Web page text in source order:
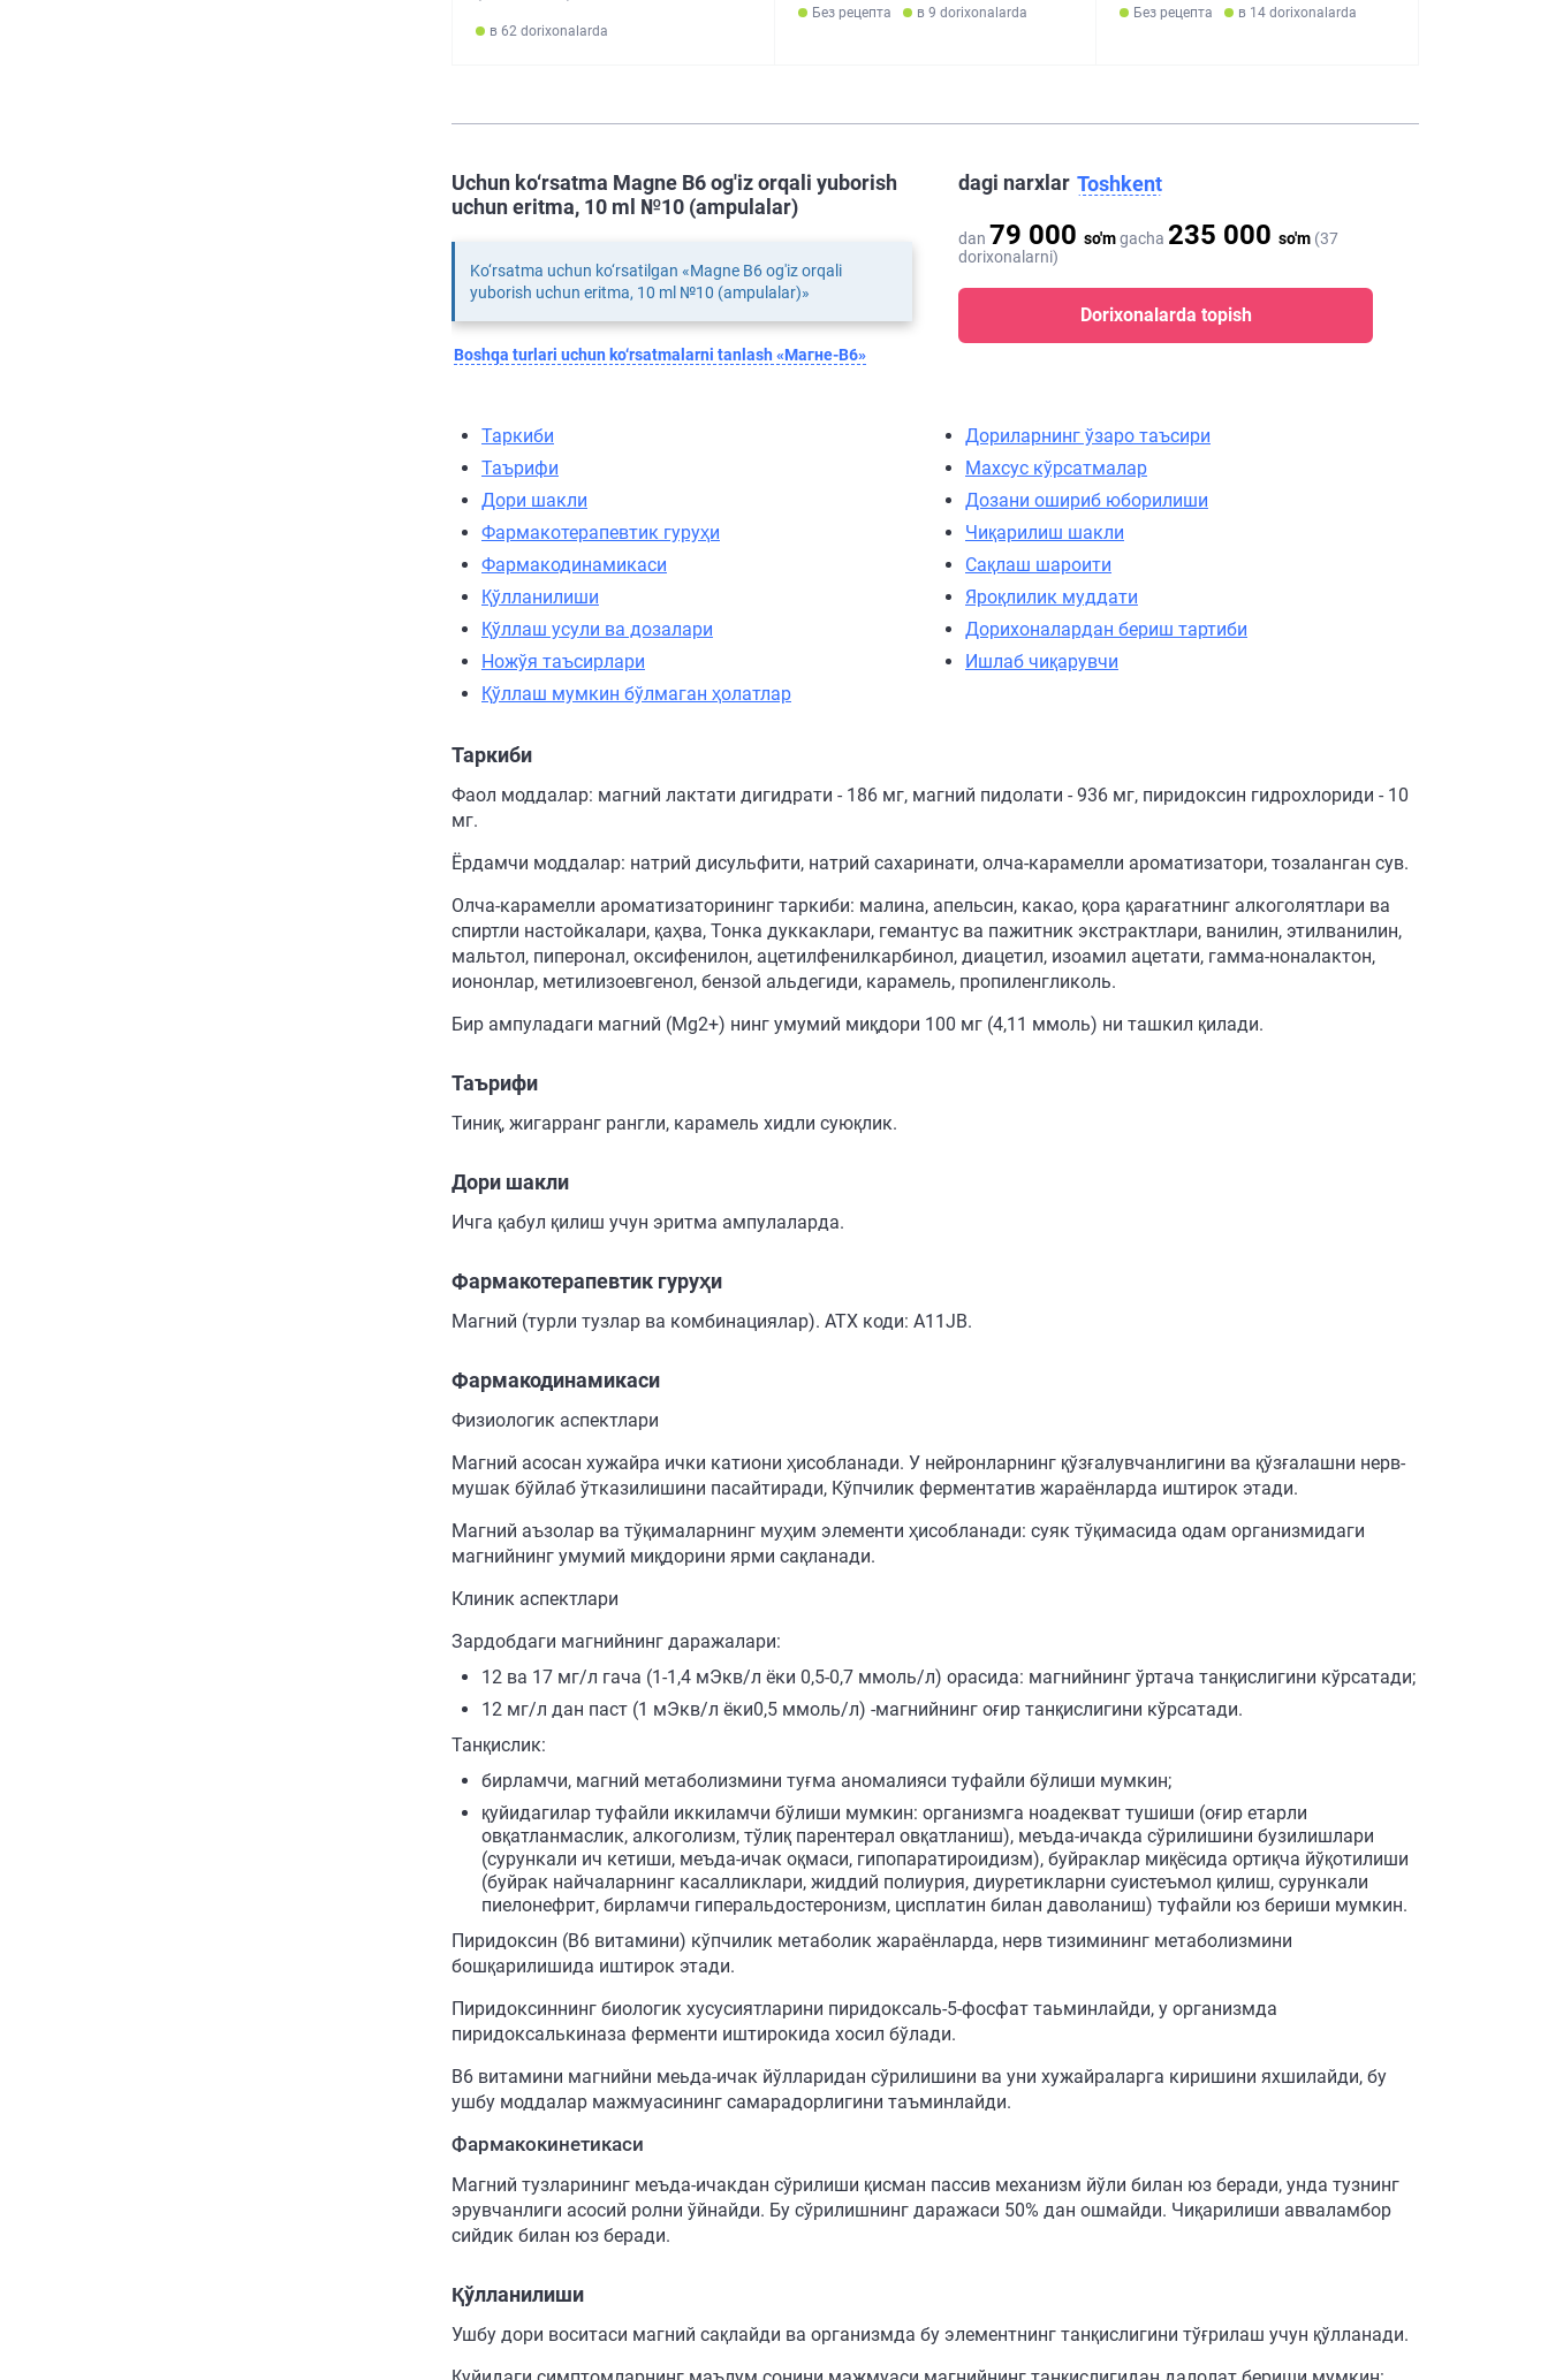
в 62 dorixonalarda
Без рецепта в 9 dorixonalarda Без рецепта в 14 dorixonalarda
dagi narxlar Toshkent
dan 79 000 so'mgacha 235 000 so'm (37
dorixonalarni)
Dorixonalarda topish
Uchun ko‘rsatma Magne B6 og'iz orqali yuborish
uchun eritma, 10 ml №10 (ampulalar)
Ko‘rsatma uchun ko‘rsatilgan «Magne B6 og'iz orqali
yuborish uchun eritma, 10 ml №10 (ampulalar)»
Boshqa turlari uchun ko‘rsatmalarni tanlash «Магне-B6»
Таркиби
Таърифи
Дори шакли
Фармакотерапевтик гуруҳи
Фармакодинамикаси
Қўлланилиши
Қўллаш усули ва дозалари
Ножўя таъсирлари
Қўллаш мумкин бўлмаган ҳолатлар
Дориларнинг ўзаро таъсири
Махсус кўрсатмалар
Дозани ошириб юборилиши
Чиқарилиш шакли
Сақлаш шароити
Яроқлилик муддати
Дорихоналардан бериш тартиби
Ишлаб чиқарувчи
Таркиби
Фаол моддалар: магний лактати дигидрати - 186 мг, магний пидолати - 936 мг, пиридоксин гидрохлориди - 10
мг.
Ёрдамчи моддалар: натрий дисульфити, натрий сахаринати, олча-карамелли ароматизатори, тозаланган сув.
Олча-карамелли ароматизаторининг таркиби: малина, апельсин, какао, қора қарағатнинг алкоголятлари ва
спиртли настойкалари, қаҳва, Тонка дуккаклари, гемантус ва пажитник экстрактлари, ванилин, этилванилин,
мальтол, пиперонал, оксифенилон, ацетилфенилкарбинол, диацетил, изоамил ацетати, гамма-ноналактон,
иононлар, метилизоевгенол, бензой альдегиди, карамель, пропиленгликоль.
Бир ампуладаги магний (Mg2+) нинг умумий миқдори 100 мг (4,11 ммоль) ни ташкил қилади.
Таърифи
Тиниқ, жигарранг рангли, карамель хидли суюқлик.
Дори шакли
Ичга қабул қилиш учун эритма ампулаларда.
Фармакотерапевтик гуруҳи
Магний (турли тузлар ва комбинациялар). АТХ коди: A11JB.
Фармакодинамикаси
Физиологик аспектлари
Магний асосан хужайра ички катиони ҳисобланади. У нейронларнинг қўзғалувчанлигини ва қўзғалашни нерв-
мушак бўйлаб ўтказилишини пасайтиради, Кўпчилик ферментатив жараёнларда иштирок этади.
Магний аъзолар ва тўқималарнинг муҳим элементи ҳисобланади: суяк тўқимасида одам организмидаги
магнийнинг умумий миқдорини ярми сақланади.
Клиник аспектлари
Зардобдаги магнийнинг даражалари:
12 ва 17 мг/л гача (1-1,4 мЭкв/л ёки 0,5-0,7 ммоль/л) орасида: магнийнинг ўртача танқислигини кўрсатади;
12 мг/л дан паст (1 мЭкв/л ёки0,5 ммоль/л) -магнийнинг оғир танқислигини кўрсатади.
Танқислик:
бирламчи, магний метаболизмини туғма аномалияси туфайли бўлиши мумкин;
қуйидагилар туфайли иккиламчи бўлиши мумкин: организмга ноадекват тушиши (оғир етарли
овқатланмаслик, алкоголизм, тўлиқ парентерал овқатланиш), меъда-ичакда сўрилишини бузилишлари
(сурункали ич кетиши, меъда-ичак оқмаси, гипопаратироидизм), буйраклар миқёсида ортиқча йўқотилиши
(буйрак найчаларнинг касалликлари, жиддий полиурия, диуретикларни суистеъмол қилиш, сурункали
пиелонефрит, бирламчи гиперальдостеронизм, цисплатин билан даволаниш) туфайли юз бериши мумкин.
Пиридоксин (В6 витамини) кўпчилик метаболик жараёнларда, нерв тизимининг метаболизмини
бошқарилишида иштирок этади.
Пиридоксиннинг биологик хусусиятларини пиридоксаль-5-фосфат таьминлайди, у организмда
пиридоксалькиназа ферменти иштирокида хосил бўлади.
В6 витамини магнийни меьда-ичак йўлларидан сўрилишини ва уни хужайраларга киришини яхшилайди, бу
ушбу моддалар мажмуасининг самарадорлигини таъминлайди.
Фармакокинетикаси
Магний тузларининг меъда-ичакдан сўрилиши қисман пассив механизм йўли билан юз беради, унда тузнинг
эрувчанлиги асосий ролни ўйнайди. Бу сўрилишнинг даражаси 50% дан ошмайди. Чиқарилиши авваламбор
сийдик билан юз беради.
Қўлланилиши
Ушбу дори воситаси магний сақлайди ва организмда бу элементнинг танқислигини тўғрилаш учун қўлланади.